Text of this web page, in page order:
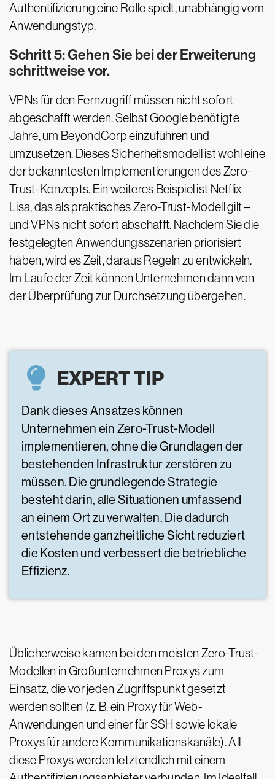
Authentifizierung eine Rolle spielt, unabhängig vom
Anwendungstyp.
Schritt 5: Gehen Sie bei der Erweiterung
schrittweise vor.
VPNs für den Fernzugriff müssen nicht sofort
abgeschafft werden. Selbst Google benötigte
Jahre, um BeyondCorp einzuführen und
umzusetzen. Dieses Sicherheitsmodell ist wohl eine
der bekanntesten Implementierungen des Zero-
Trust-Konzepts. Ein weiteres Beispiel ist Netflix
Lisa, das als praktisches Zero-Trust-Modell gilt –
und VPNs nicht sofort abschafft. Nachdem Sie die
festgelegten Anwendungsszenarien priorisiert
haben, wird es Zeit, daraus Regeln zu entwickeln.
Im Laufe der Zeit können Unternehmen dann von
der Überprüfung zur Durchsetzung übergehen.
EXPERT TIP
Dank dieses Ansatzes können
Unternehmen ein Zero-Trust-Modell
implementieren, ohne die Grundlagen der
bestehenden Infrastruktur zerstören zu
müssen. Die grundlegende Strategie
besteht darin, alle Situationen umfassend
an einem Ort zu verwalten. Die dadurch
entstehende ganzheitliche Sicht reduziert
die Kosten und verbessert die betriebliche
Effizienz.
Üblicherweise kamen bei den meisten Zero-Trust-
Modellen in Großunternehmen Proxys zum
Einsatz, die vor jeden Zugriffspunkt gesetzt
werden sollten (z. B. ein Proxy für Web-
Anwendungen und einer für SSH sowie lokale
Proxys für andere Kommunikationskanäle). All
diese Proxys werden letztendlich mit einem